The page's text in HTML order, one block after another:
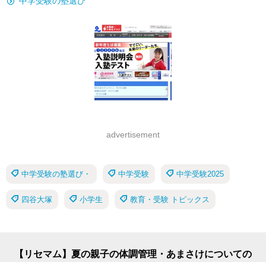
advertisement
中学受験の塾選び・ 中学受験 中学受験2025
四谷大塚 小学生 教育・受験 トピックス
【リセマム】夏の親子の体調管理・あまさけについての